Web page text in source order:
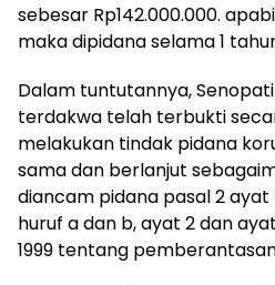
sebesar Rp142.000.000.
maka dipidana selama 1
Dalam tuntutannya,
terdakwa telah terbukti
melakukan tindak pidana
sama dan berlanjut
diancam pidana pasal 2 ayat
huruf a dan b, ayat 2 dan
1999 tentang